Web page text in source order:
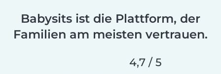
Babysits ist die Plattform, der
Familien am meisten vertrauen.
4,7 / 5